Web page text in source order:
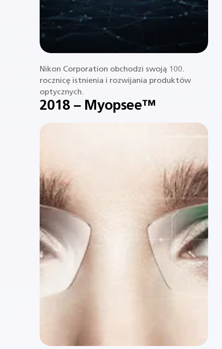
Nikon Corporation obchodzi swoją 100.
rocznicę istnienia i rozwijania produktów
optycznych.
2018 – Myopsee™